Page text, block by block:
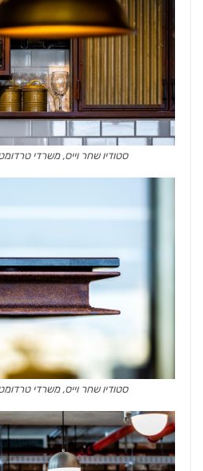
סטודיו שחר וייס, משרדי
סטודיו שחר וייס, משרדי